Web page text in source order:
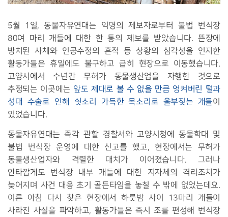
5월 1일, 동물자유연대는 익명의 제보자로부터 불법 번식장
80여 마리 개들에 대한 한 통의 제보를 받았습니다. 뜬장에
방치된 사체와 인공수정의 흔적 등 상황의 심각성을 인지한
활동가들은 휴일에도 불구하고 급히 현장으로 이동했습니다.
고양시에서 수년간 무허가 동물생산업을 자행한 것으로
추정되는 이곳에는 앞도 제대로 볼 수 없을 만큼 엉켜버린 털과
성대 수술로 인해 쇳소리 가득한 목소리로 울부짖는 개들이
있었습니다.
동물자유연대는 즉각 관할 경찰서와 고양시청에 동물학대 및
불법 번식장 운영에 대한 신고를 했고, 현장에서는 무허가
동물생산업자와 격렬한 대치가 이어졌습니다. 그러나
안타깝게도 번식장 내부 개들에 대한 지자체의 격리조치가
늦어지며 사건 대응 초기 골든타임을 놓칠 수 밖에 없었는데요.
이른 아침 다시 찾은 현장에서 하룻밤 사이 13마리 개들이
사라진 사실을 파악하고, 활동가들은 즉시 조를 편성해 번식장